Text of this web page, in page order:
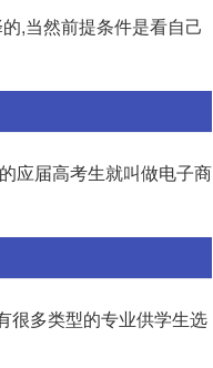
,当然前提条件是看自己
应届高考生就叫做电子商
很多类型的专业供学生选